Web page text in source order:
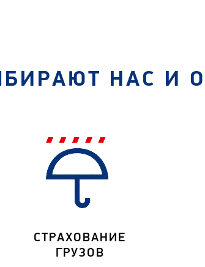
НАС И
СТРАХОВАНИЕ
ГРУЗОВ